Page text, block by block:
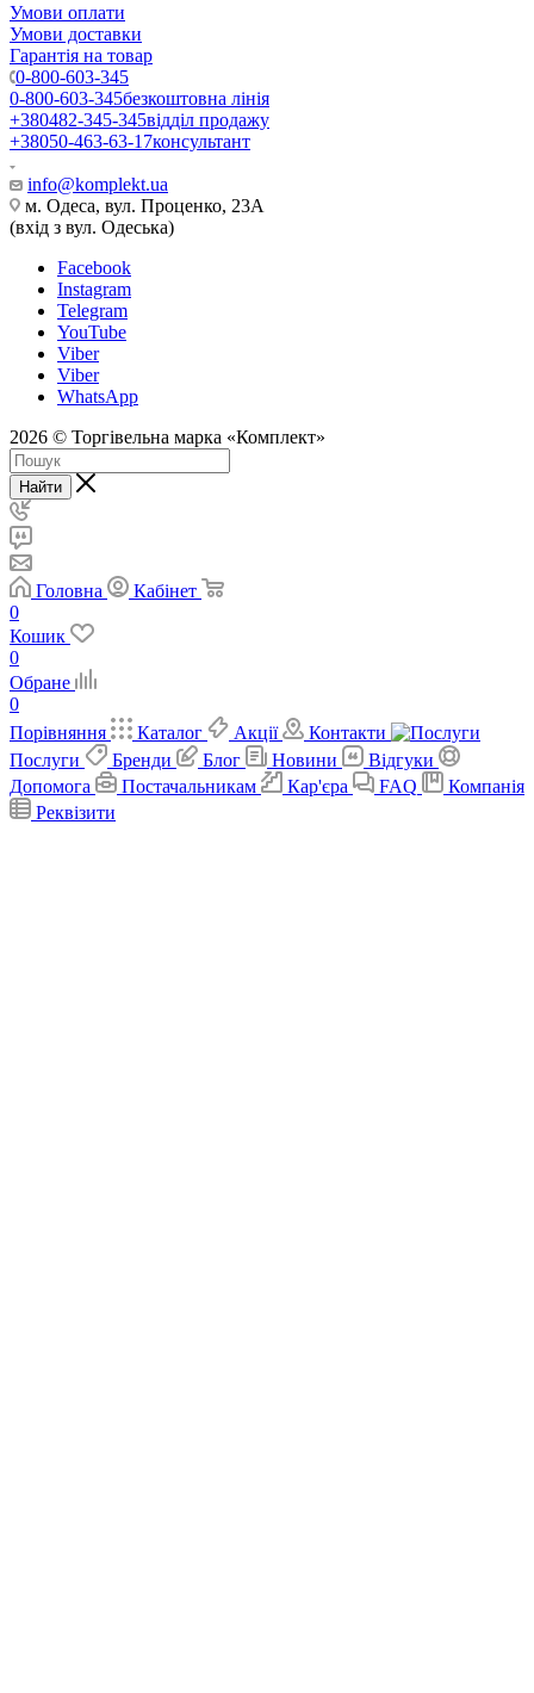
Умови оплати
Умови доставки
Гарантія на товар
0-800-603-345
0-800-603-345безкоштовна лінія
+380482-345-345відділ продажу
+38050-463-63-17консультант
info@komplekt.ua
м. Одеса, вул. Проценко, 23А
(вхід з вул. Одеська)
Facebook
Instagram
Telegram
YouTube
Viber
Viber
WhatsApp
2026 © Торгівельна марка «Комплект»
Найти
Головна
Кабінет
0
Кошик
0
Обране
0
Порівняння
Каталог Акції
Контакти
Послуги
Бренди Блог Новини
Відгуки
Допомога
Постачальникам Кар'єра FAQ
Компанія
Реквізити